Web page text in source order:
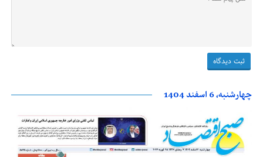
چهارشنبه، 6 اسفند 1404